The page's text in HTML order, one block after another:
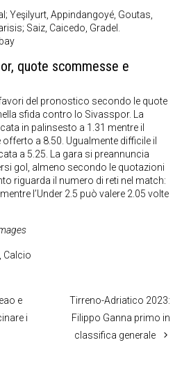
Yeşilyurt, Appindangoyé, Goutas,
Saiz, Caicedo, Gradel.
quote scommesse e
del pronostico secondo le quote
sfida contro lo Sivasspor. La
in palinsesto a 1.31 mentre il
a 8.50. Ugualmente difficile il
a 5.25. La gara si preannuncia
gol, almeno secondo le quotazioni
riguarda il numero di reti nel match:
l’Under 2.5 può valere 2.05 volte
, Calcio
e
i
Tirreno-Adriatico 2023:
Filippo Ganna primo in
classifica generale